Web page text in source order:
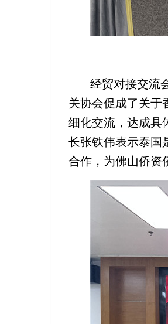
经贸对接交流
关协会促成了关于
细化交流，达成具
长张铁伟表示泰国
合作，为佛山侨资